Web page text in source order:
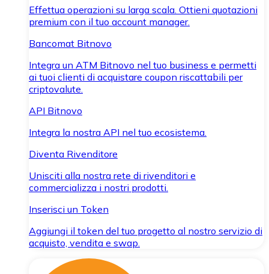
Effettua operazioni su larga scala. Ottieni quotazioni
premium con il tuo account manager.
Bancomat Bitnovo
Integra un ATM Bitnovo nel tuo business e permetti
ai tuoi clienti di acquistare coupon riscattabili per
criptovalute.
API Bitnovo
Integra la nostra API nel tuo ecosistema.
Diventa Rivenditore
Unisciti alla nostra rete di rivenditori e
commercializza i nostri prodotti.
Inserisci un Token
Aggiungi il token del tuo progetto al nostro servizio di
acquisto, vendita e swap.